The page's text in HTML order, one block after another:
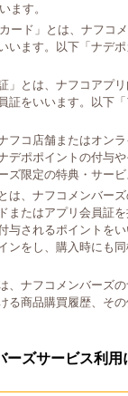
ます。
ード」とは、ナフコ
います。以下「ナデ
」とは、ナフコアプ
証をいいます。以下
フコ店舗またはオン
デポポイントの付与
ズ限定の特典・サービ
は、ナフコメンバーズ
またはアプリ会員証
与されるポイントを
ンをし、購入時にも
、ナフコメンバーズ
る商品購買履歴、そ
ーズサービス利用